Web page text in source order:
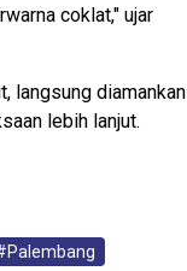
coklat," ujar
langsung diamankan
lebih lanjut.